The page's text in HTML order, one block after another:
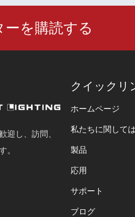
を購読する
迎し、訪問、
。
クイックリ
ホームページ
私たちに関しては
製品
応用
サポート
ブログ